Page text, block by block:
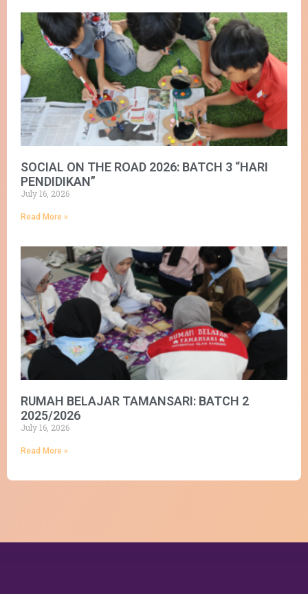
SOCIAL ON THE ROAD 2026: BATCH 3 “HARI
PENDIDIKAN”
July 16, 2026
Read More »
RUMAH BELAJAR TAMANSARI: BATCH 2
2025/2026
July 16, 2026
Read More »